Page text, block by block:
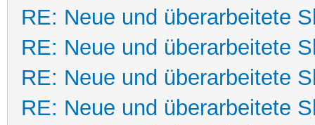
RE: Neue und überarbeitete
RE: Neue und überarbeitete
RE: Neue und überarbeitete
RE: Neue und überarbeitete